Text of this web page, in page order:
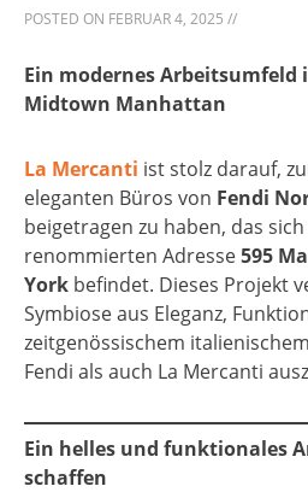
POSTED ON FEBRUAR 4, 2025 //
Ein modernes Arbeitsumfeld
Midtown Manhattan
La Mercanti ist stolz darauf,
eleganten Büros von Fendi
beigetragen zu haben, das
renommierten Adresse595
York befindet. Dieses Projekt
Symbiose aus Eleganz,
zeitgenössischem
Fendi als auch La Mercanti
Ein helles und funktionales
schaffen